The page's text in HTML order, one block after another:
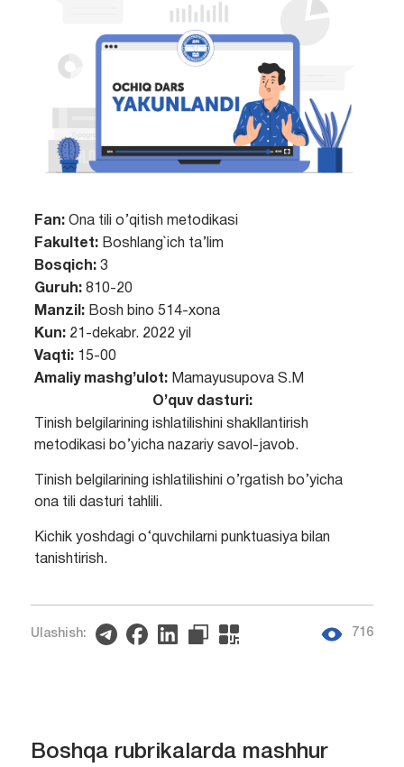
Fan: Ona tili o’qitish metodikasi
Fakultet:Boshlang`ich ta’lim
Bosqich:3
Guruh:810-20
Manzil:Bosh bino 514-xona
Kun: 21-dekabr. 2022 yil
Vaqti:15-00
Amaliy mashg’ulot:Mamayusupova S.M
O’quv dasturi:
Tinish bеlgilarining ishlatilishini shakllantirish
metodikasi bo’yicha nazariy savol-javob.
Tinish bеlgilarining ishlatilishini o’rgatish bo’yicha
ona tili dasturi tahlili.
Kichik yoshdagi o‘quvchilarni punktuasiya bilan
tanishtirish.
Ulashish: 716
Boshqa rubrikalarda mashhur